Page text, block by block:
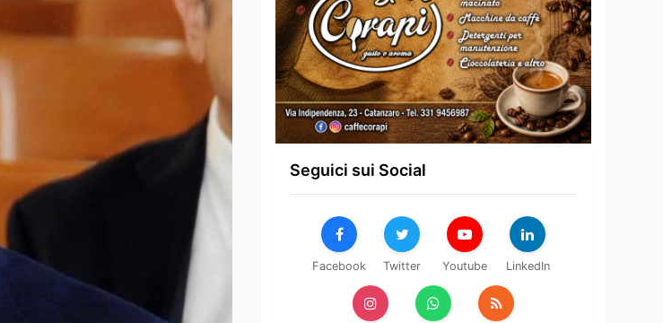
Seguici sui Social
Facebook Twitter Youtube LinkedIn